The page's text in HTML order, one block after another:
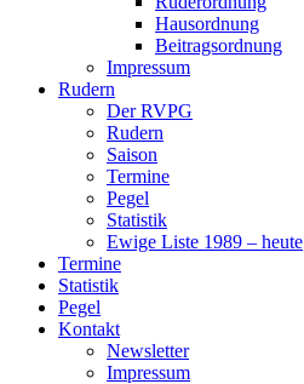
Hausordnung
Beitragsordnung
Impressum
Rudern
Der RVPG
Rudern
Saison
Termine
Pegel
Statistik
Ewige Liste 1989 – heute
Termine
Statistik
Pegel
Kontakt
Newsletter
Impressum